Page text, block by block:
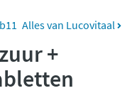
Alles van Lucovitaal
+